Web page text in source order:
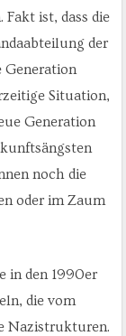
ist, dass die
der
Generation
Situation,
Generation
noch die
oder im Zaum
in den 1990er
die vom
Nazistrukturen.